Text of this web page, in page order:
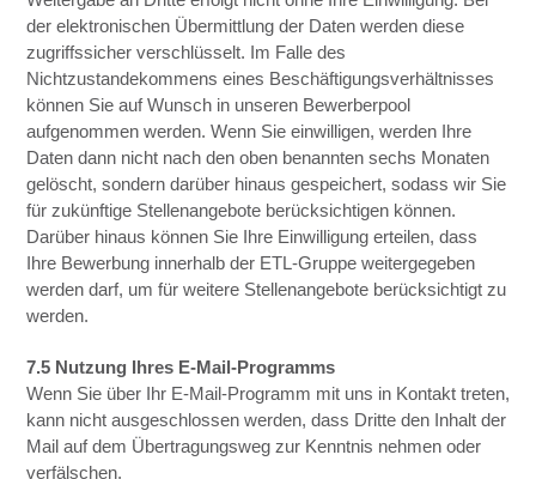
der elektronischen Übermittlung der Daten werden diese
zugriffssicher verschlüsselt. Im Falle des
Nichtzustandekommens eines Beschäftigungsverhältnisses
können Sie auf Wunsch in unseren Bewerberpool
aufgenommen werden. Wenn Sie einwilligen, werden Ihre
Daten dann nicht nach den oben benannten sechs Monaten
gelöscht, sondern darüber hinaus gespeichert, sodass wir Sie
für zukünftige Stellenangebote berücksichtigen können.
Darüber hinaus können Sie Ihre Einwilligung erteilen, dass
Ihre Bewerbung innerhalb der ETL-Gruppe weitergegeben
werden darf, um für weitere Stellenangebote berücksichtigt zu
werden.
7.5 Nutzung Ihres E-Mail-Programms
Wenn Sie über Ihr E-Mail-Programm mit uns in Kontakt treten,
kann nicht ausgeschlossen werden, dass Dritte den Inhalt der
Mail auf dem Übertragungsweg zur Kenntnis nehmen oder
verfälschen.